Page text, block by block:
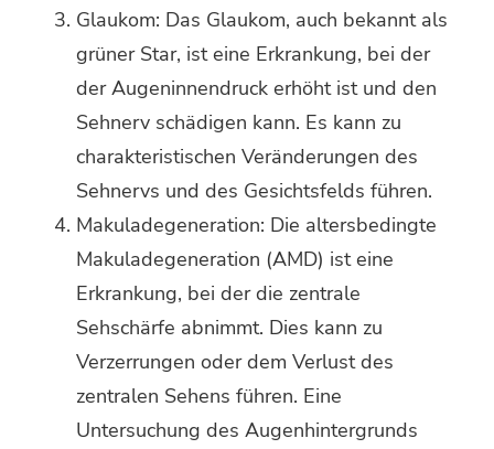
Glaukom: Das Glaukom, auch bekannt als
grüner Star, ist eine Erkrankung, bei der
der Augeninnendruck erhöht ist und den
Sehnerv schädigen kann. Es kann zu
charakteristischen Veränderungen des
Sehnervs und des Gesichtsfelds führen.
Makuladegeneration: Die altersbedingte
Makuladegeneration (AMD) ist eine
Erkrankung, bei der die zentrale
Sehschärfe abnimmt. Dies kann zu
Verzerrungen oder dem Verlust des
zentralen Sehens führen. Eine
Untersuchung des Augenhintergrunds